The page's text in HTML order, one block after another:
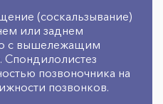
(соскальзывание)
или заднем
с вышележащим
Спондилолистез
позвоночника на
позвонков.